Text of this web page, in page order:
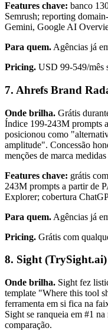
Features chave: banco
Semrush; reporting
Gemini, Google AI
Para quem. Agências já
Pricing. USD 99-549/mês
7. Ahrefs Brand
Onde brilha. Grátis
Índice 199-243M prompts
posicionou como
amplitude". Concessão
menções de marca
Features chave: grátis
243M prompts a partir de
Explorer; cobertura
Para quem. Agências já
Pricing. Grátis com
8. Sight (TrySight.ai)
Onde brilha. Sight fez
template "Where this tool
ferramenta em si fica na
Sight se ranqueia em #1
comparação.